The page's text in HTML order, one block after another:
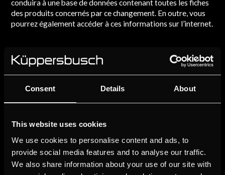
Consent Details About
This website uses cookies
We use cookies to personalise content and ads, to
provide social media features and to analyse our traffic.
We also share information about your use of our site with
conduira à une base de données contenant toutes les fiches
des produits concernés par ce changement. En outre, vous
pourrez également accéder à ces informations sur l’internet.